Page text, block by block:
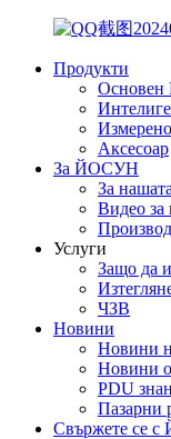
Продукти
Основен
Аксесоар
За ЙОСУН
За
Видео за
Услуги
Защо да
ЧЗВ
Новини
Новини
Новини
PDU
Пазарни
Свържете се